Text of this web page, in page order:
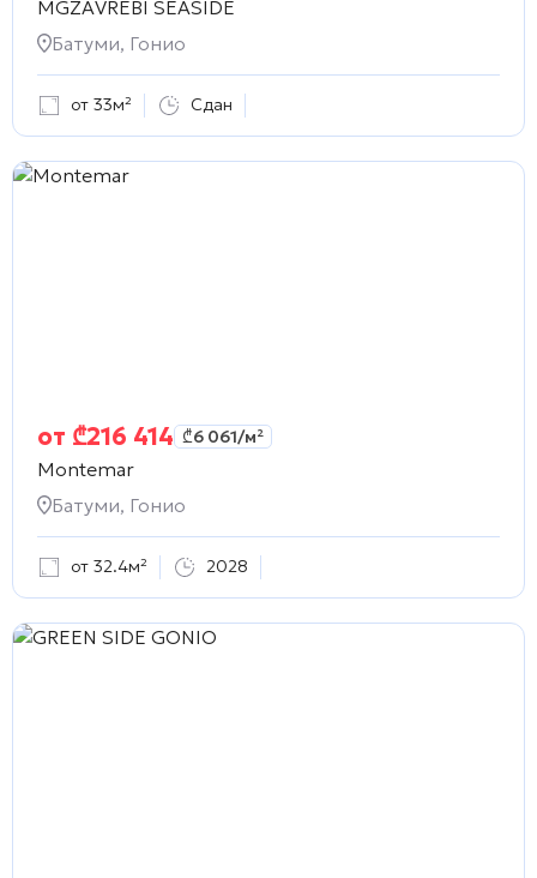
MGZAVREBI SEASIDE
Батуми, Гонио
от 33м² Сдан
от ₾216 414 ₾6 061/м²
Montemar
Батуми, Гонио
от 32.4м² 2028